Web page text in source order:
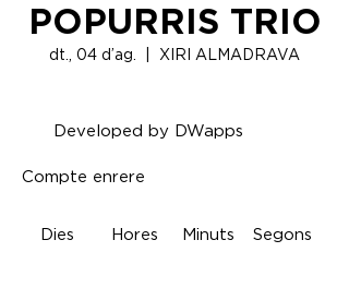
POPURRIS TRIO
dt., 04 d’ag. XIRI ALMADRAVA
Segons
Minuts
Hores
Dies
Compte enrere
Developed by DWapps